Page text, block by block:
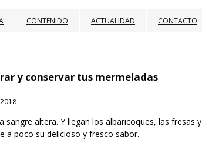
CONTENIDO ACTUALIDAD CONTACTO
y conservar tus mermeladas
sangre altera. Y llegan los albaricoques, las fresas y
a poco su delicioso y fresco sabor.